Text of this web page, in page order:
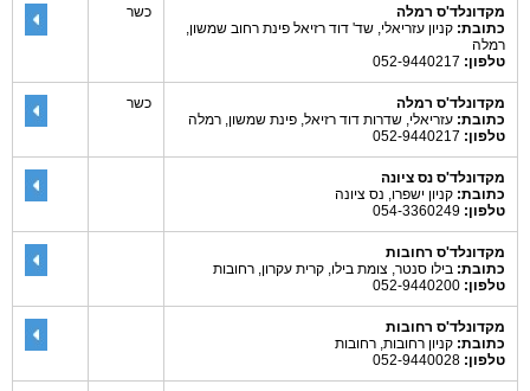
מקדונלד'ס רמלה
כתובת: קניון עזריאלי, שד' דוד רזיאל פינת רחוב שמשון,
רמלה
טלפון:
כשר
מקדונלד'ס רמלה
כתובת: עזריאלי, שדרות דוד רזיאל, פינת שמשון, רמלה
טלפון:
כשר
מקדונלד'ס נס ציונה
כתובת: קניון ישפרו, נס ציונה
טלפון:
מקדונלד'ס רחובות
כתובת: בילו סנטר, צומת בילו, קרית עקרון, רחובות
טלפון:
מקדונלד'ס רחובות
כתובת: קניון רחובות, רחובות
טלפון: